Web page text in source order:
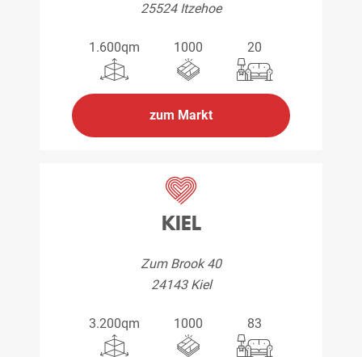
25524 Itzehoe
1.600qm 1000 20
zum Markt
KIEL
Zum Brook 40
24143 Kiel
3.200qm 1000 83